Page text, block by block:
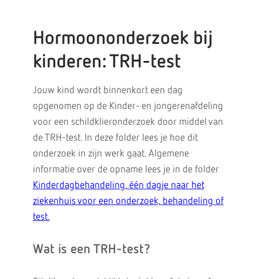
Hormoononderzoek bij
kinderen: TRH-test
Jouw kind wordt binnenkort een dag
opgenomen op de Kinder- en jongerenafdeling
voor een schildklieronderzoek door middel van
de TRH-test. In deze folder lees je hoe dit
onderzoek in zijn werk gaat. Algemene
informatie over de opname lees je in de folder
Kinderdagbehandeling, één dagje naar het
ziekenhuis voor een onderzoek, behandeling of
test.
Wat is een TRH-test?